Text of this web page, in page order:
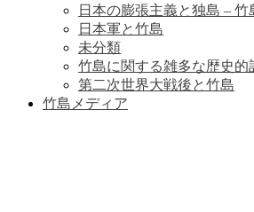
日本の膨張主義と独島 – 竹
日本軍と竹島
未分類
竹島に関する雑多な歴史的
第二次世界大戦後と竹島
竹島メディア